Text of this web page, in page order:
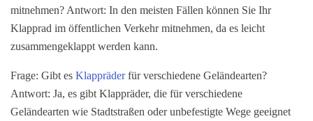
mitnehmen? Antwort: In den meisten Fällen können Sie Ihr
Klapprad im öffentlichen Verkehr mitnehmen, da es leicht
zusammengeklappt werden kann.
Frage: Gibt es Klappräderfür verschiedene Geländearten?
Antwort: Ja, es gibt Klappräder, die für verschiedene
Geländearten wie Stadtstraßen oder unbefestigte Wege geeignet